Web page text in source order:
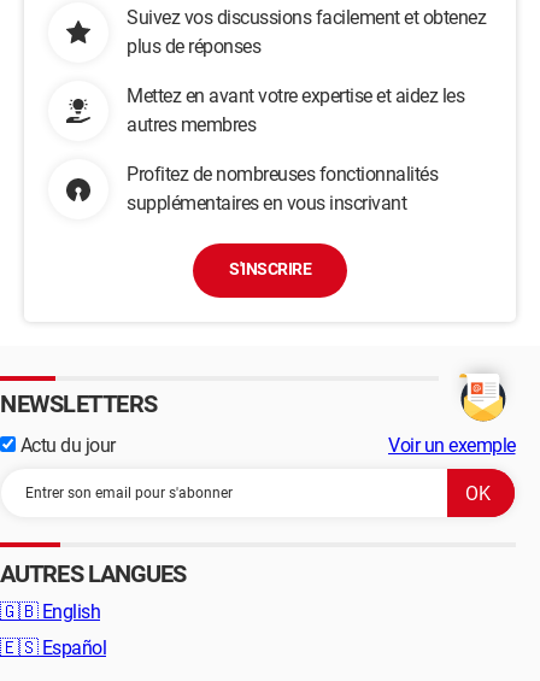
Suivez vos discussions facilement et obtenez
plus de réponses
Mettez en avant votre expertise et aidez les
autres membres
Profitez de nombreuses fonctionnalités
supplémentaires en vous inscrivant
S'INSCRIRE
NEWSLETTERS
Actu du jour Voir un exemple
AUTRES LANGUES
🇬🇧 English
🇪🇸 Español